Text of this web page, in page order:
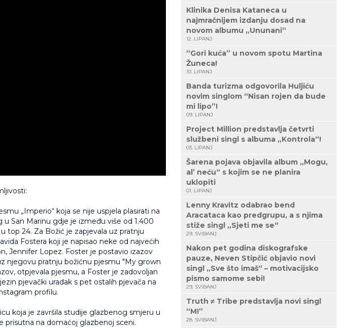
„Imperio“ koja se nije uspjela plasirati na
u San Marinu gdje je između više od 1.400
top 24. Za Božić je zapjevala uz pratnju
Fostera koji je napisao neke od najvećih
Jennifer Lopez. Foster je postavio izazov
njegovu pratnju božićnu pjesmu "My grown
otpjevala pjesmu, a Foster je zadovoljan
pjevački uradak s pet ostalih pjevača na
profilu.
koja je završila studije glazbenog smjeru u
prisutna na domaćoj glazbenoj sceni.
Klinika Denisa Kataneca u
najmračnijem izdanju dosad na
novom albumu „Ununani“
12. LIPANJ
“Gori kuća” u novom spotu Martina
Žuneca!
10. LIPANJ
Banda turizma odgovorila Huljiću
novim singlom “Nisan rojen da bude
mi lipo”!
09. LIPANJ
Project Million predstavlja četvrti
službeni singl s albuma „Kontrola“!
03. LIPANJ
Šarena pojava objavila album „Mogu,
al’ neću“ s kojim se ne planira
uklopiti
01. LIPANJ
Lenny Kravitz odabrao bend
Aracataca kao predgrupu, a s njima
stiže singl „Sjeti me se“
29. SVIBANJ
Nakon pet godina diskografske
pauze, Neven Stipčić objavio novi
singl „Sve što imaš“ – motivacijsko
pismo samome sebi!
29. SVIBANJ
Truth ≠ Tribe predstavlja novi singl
“M!”
28. SVIBANJ